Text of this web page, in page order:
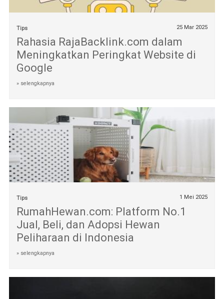
Tips 25 Mar 2025
Rahasia RajaBacklink.com dalam
Meningkatkan Peringkat Website di
Google
» selengkapnya
Tips 1 Mei 2025
RumahHewan.com: Platform No.1
Jual, Beli, dan Adopsi Hewan
Peliharaan di Indonesia
» selengkapnya